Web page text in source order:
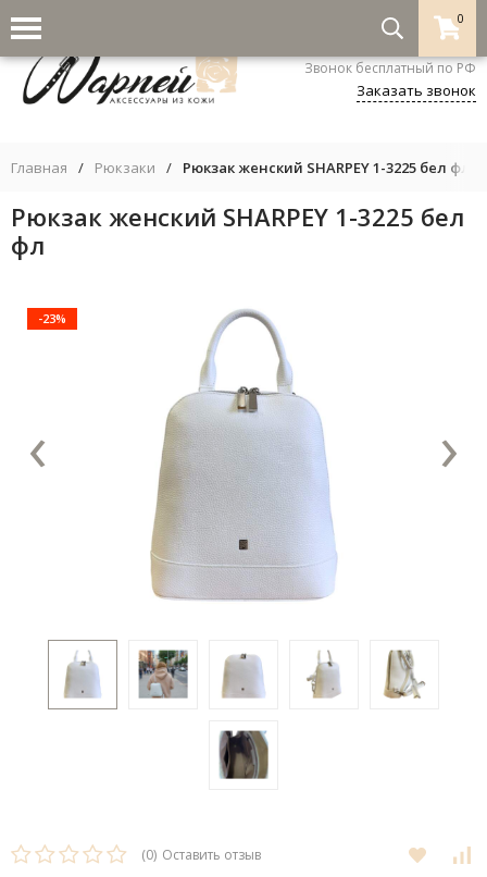
0
8-800-333-5530
Звонок бесплатный по РФ
Заказать звонок
Главная / Рюкзаки / Рюкзак женский SHARPEY 1-3225 бел фл
Рюкзак женский SHARPEY 1-3225 бел
фл
-23%
‹ ›
(0) Оставить отзыв